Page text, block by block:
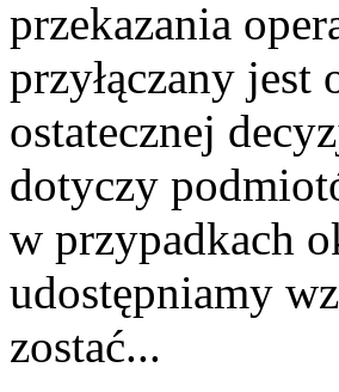
przekazania
przyłączany
ostatecznej
dotyczy
w przypadkach
udostępniamy
zostać...